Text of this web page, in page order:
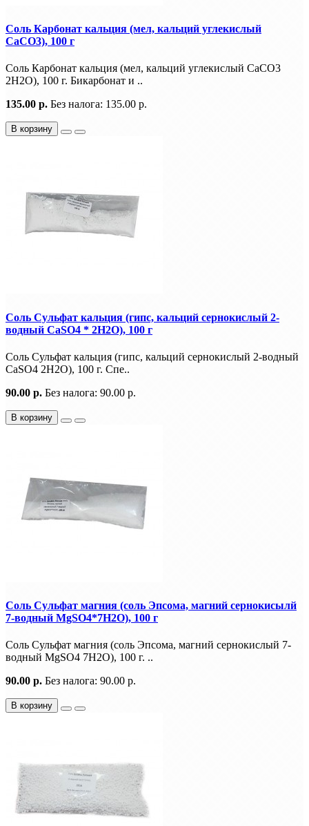
Соль Карбонат кальция (мел, кальций углекислый
CaCO3), 100 г
Соль Карбонат кальция (мел, кальций углекислый CaCO3
2H2O), 100 г. Бикарбонат и ..
135.00 р. Без налога: 135.00 р.
В корзину
Соль Сульфат кальция (гипс, кальций сернокислый 2-
водный CaSO4 * 2H2O), 100 г
Соль Сульфат кальция (гипс, кальций сернокислый 2-водный
CaSO4 2H2O), 100 г. Спе..
90.00 р. Без налога: 90.00 р.
В корзину
Соль Сульфат магния (соль Эпсома, магний сернокисылй
7-водный MgSO4*7H2O), 100 г
Соль Сульфат магния (соль Эпсома, магний сернокислый 7-
водный MgSO4 7H2O), 100 г. ..
90.00 р. Без налога: 90.00 р.
В корзину